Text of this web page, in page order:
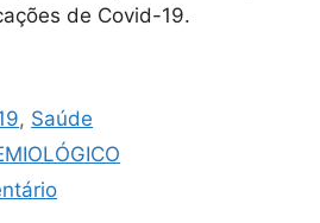
de Covid-19.
, Saúde